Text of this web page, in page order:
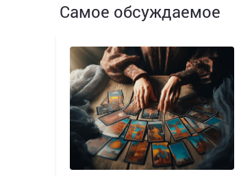
Самое обсуждаемое